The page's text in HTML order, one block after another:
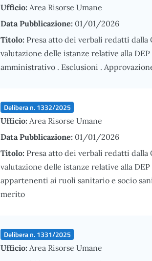
Ufficio: Area Risorse Umane
Data Pubblicazione: 01/01/2026
Titolo: Presa atto dei verbali redatti
valutazione delle istanze relative alla
amministrativo . Esclusioni .
Delibera n. 1332/2025
Ufficio: Area Risorse Umane
Data Pubblicazione: 01/01/2026
Titolo: Presa atto dei verbali redatti
valutazione delle istanze relative alla
appartenenti ai ruoli sanitario e socio
merito
Delibera n. 1331/2025
Ufficio: Area Risorse Umane